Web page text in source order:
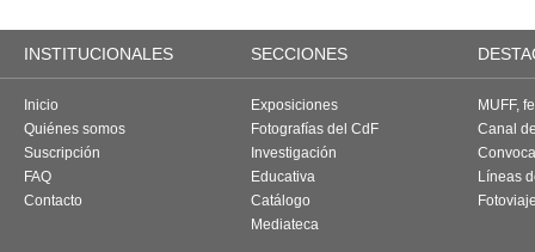
INSTITUCIONALES SECCIONES
Inicio
Quiénes somos
Suscripción
FAQ
Contacto
Exposiciones
Fotografías del CdF
Investigación
Educativa
Catálogo
Mediateca
MUFF,
Canal
Líneas